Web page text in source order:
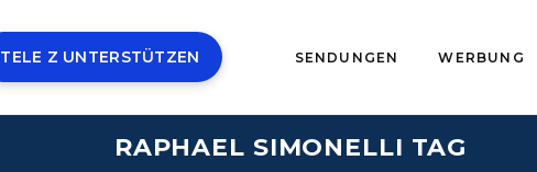
TELE Z UNTERSTÜTZEN SENDUNGEN WERBUNG
RAPHAEL SIMONELLI TAG